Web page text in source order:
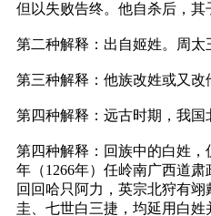
但以失败告终。他自杀后，
第二种解释：出自姬姓。周太
第三种解释：他族改姓或又改
第四种解释：远古时期，我
第四种解释：回族中的白姓
年（1266年）任岭南广西道
回回哈只阿力，英宗北狩有
圭、七世白三捷，均延用白